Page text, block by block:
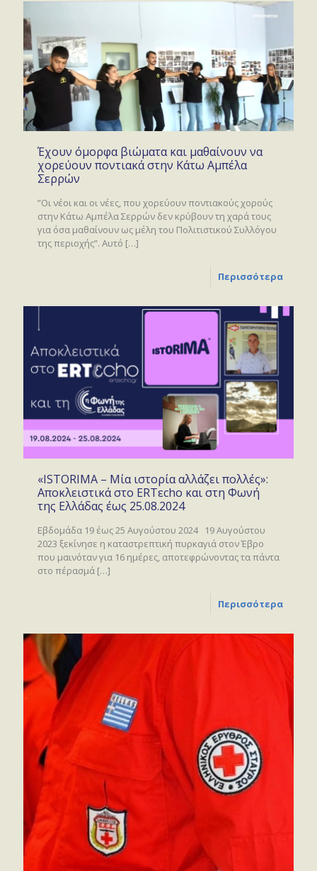
Έχουν όμορφα βιώματα και μαθαίνουν να
χορεύουν ποντιακά στην Κάτω Αμπέλα
Σερρών
”Οι νέοι και οι νέες, που χορεύουν ποντιακούς χορούς
στην Κάτω Αμπέλα Σερρών δεν κρύβουν τη χαρά τους
για όσα μαθαίνουν ως μέλη του Πολιτιστικού Συλλόγου
της περιοχής”. Αυτό […]
Περισσότερα
«ISTORIMA – Μία ιστορία αλλάζει πολλές»:
Αποκλειστικά στο ERTεcho και στη Φωνή
της Ελλάδας έως 25.08.2024
Εβδομάδα 19 έως 25 Αυγούστου 2024 19 Αυγούστου
2023 ξεκίνησε η καταστρεπτική πυρκαγιά στον Έβρο
που μαινόταν για 16 ημέρες, αποτεφρώνοντας τα πάντα
στο πέρασμά […]
Περισσότερα